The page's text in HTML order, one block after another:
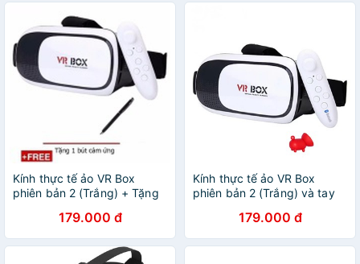
Kính thực tế ảo VR Box
phiên bản 2 (Trắng) + Tặng
bluetooth và 1 bút cảm ứng
V012
179.000 đ
Kính thực tế ảo VR Box
phiên bản 2 (Trắng) và tay
đỡ điện thoại hình con heo
179.000 đ